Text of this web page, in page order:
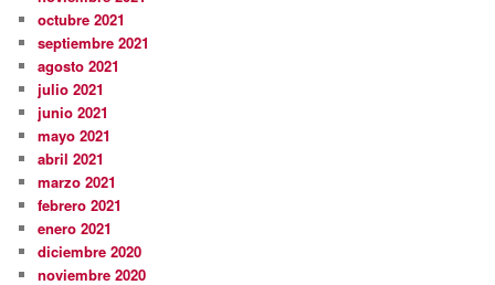
octubre 2021
septiembre 2021
agosto 2021
julio 2021
junio 2021
mayo 2021
abril 2021
marzo 2021
febrero 2021
enero 2021
diciembre 2020
noviembre 2020